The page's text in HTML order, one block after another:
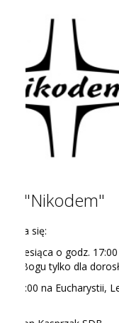
Caritas